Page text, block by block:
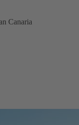
Canaria